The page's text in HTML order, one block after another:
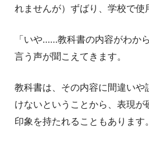
れませんが）ずばり、学校で使
「いや……教科書の内容がわか
言う声が聞こえてきます。
教科書は、その内容に間違いや
けないということから、表現が
印象を持たれることもあります。